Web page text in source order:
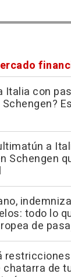
Italia con
a
Schengen
todo lo
de
de